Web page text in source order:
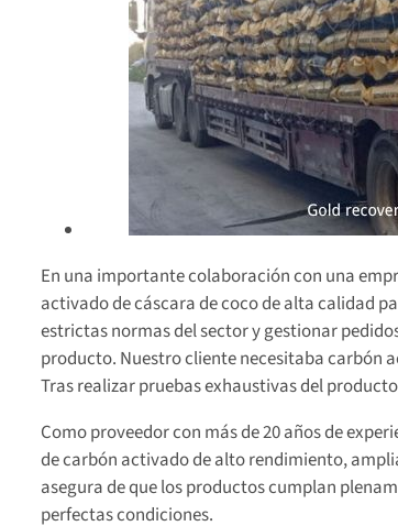
En una importante colaboración con una
activado de cáscara de coco de alta calidad
estrictas normas del sector y gestionar
producto. Nuestro cliente necesitaba carbón
Tras realizar pruebas exhaustivas del
Como proveedor con más de 20 años de
de carbón activado de alto rendimiento,
asegura de que los productos cumplan
perfectas condiciones.